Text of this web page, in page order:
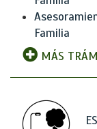
Familia
MÁS